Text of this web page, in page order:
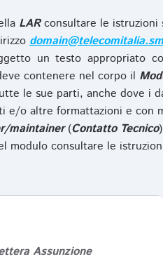
LARconsultare le istruzioni
domain@telecomitalia.sm
un testo appropriato
contenere nel corpo il
le sue parti, anche dove i
e/o altre formattazioni e con
maintainer(Contatto Tecnico
modulo consultare le
Assunzione